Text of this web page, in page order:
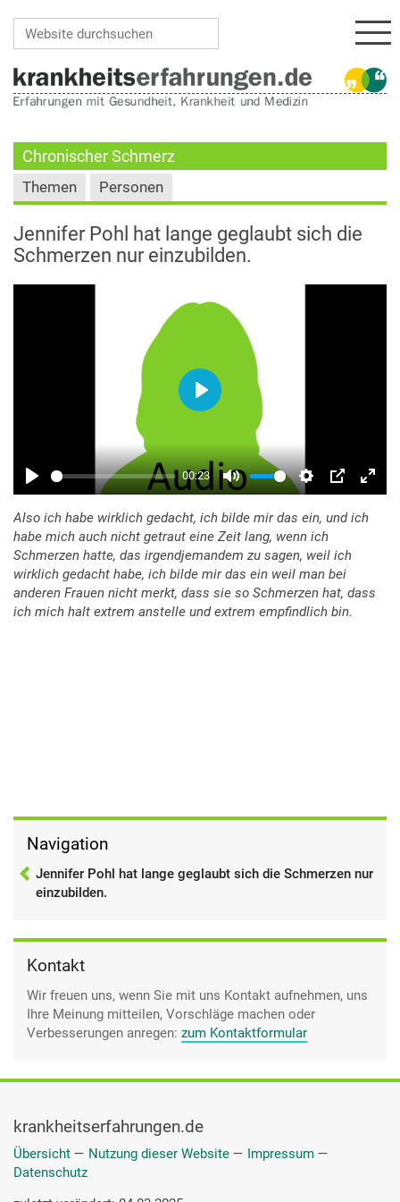
Chronischer Schmerz
Themen Personen
Jennifer Pohl hat lange geglaubt sich die
Schmerzen nur einzubilden.
Also ich habe wirklich gedacht, ich bilde mir das ein, und ich
habe mich auch nicht getraut eine Zeit lang, wenn ich
Schmerzen hatte, das irgendjemandem zu sagen, weil ich
wirklich gedacht habe, ich bilde mir das ein weil man bei
anderen Frauen nicht merkt, dass sie so Schmerzen hat, dass
ich mich halt extrem anstelle und extrem empfindlich bin.
Navigation
Jennifer Pohl hat lange geglaubt sich die Schmerzen nur
einzubilden.
Kontakt
Wir freuen uns, wenn Sie mit uns Kontakt aufnehmen, uns
Ihre Meinung mitteilen, Vorschläge machen oder
Verbesserungen anregen: zum Kontaktformular
krankheitserfahrungen.de
Übersicht — Nutzung dieser Website — Impressum —
Datenschutz